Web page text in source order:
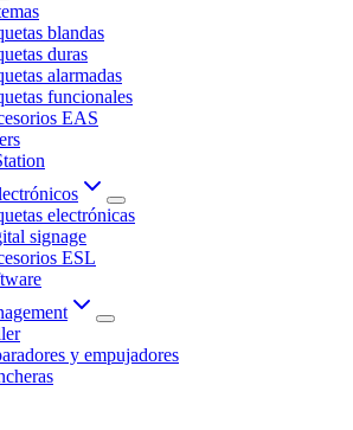
blandas
duras
alarmadas
funcionales
EAS
electrónicas
signage
ESL
y empujadores